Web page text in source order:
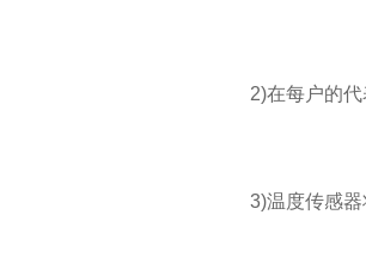
2)在每户的
3)温度传感